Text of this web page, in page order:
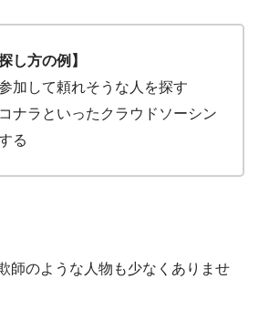
し方の例】
加して頼れそうな人を探す
ナラといったクラウドソーシン
る
師のような人物も少なくありませ